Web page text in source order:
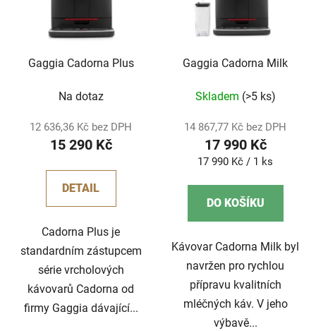
Gaggia Cadorna Plus
Na dotaz
12 636,36 Kč bez DPH
15 290 Kč
DETAIL
Cadorna Plus je
standardním zástupcem
série vrcholových
kávovarů Cadorna od
firmy Gaggia dávající...
Gaggia Cadorna Milk
Skladem (>5 ks)
14 867,77 Kč bez DPH
17 990 Kč
Měrná
17 990 Kč / 1 ks
DO KOŠÍKU
Kávovar Cadorna Milk byl
navržen pro rychlou
přípravu kvalitních
mléčných káv. V jeho
výbavě...